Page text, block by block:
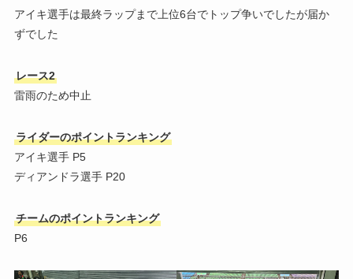
アイキ選手は最終ラップまで上位6台でトップ争いでしたが届か
ずでした
レース2
雷雨のため中止
ライダーのポイントランキング
アイキ選手 P5
ディアンドラ選手 P20
チームのポイントランキング
P6